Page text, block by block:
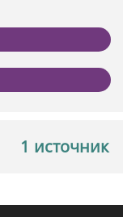
1 источник